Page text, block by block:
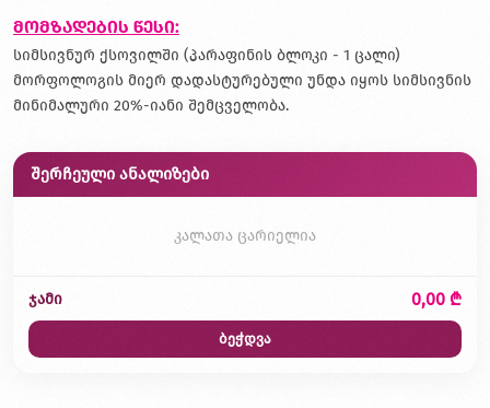
მომზადების წესი:
სიმსივნურ ქსოვილში (პარაფინის ბლოკი - 1 ცალი)
მორფოლოგის მიერ დადასტურებული უნდა იყოს სიმსივნის
მინიმალური 20%-იანი შემცველობა.
შერჩეული ანალიზები
კალათა ცარიელია
ჯამი 0,00 ₾
ბეჭდვა